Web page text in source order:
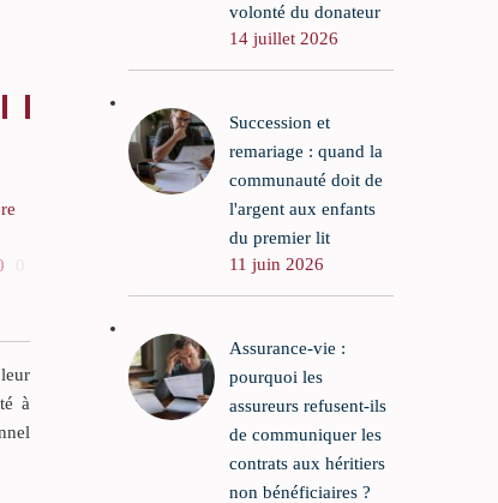
0
L’agence du médicament et
les erreurs d’indication
sanitaire sur la nouvelle
formulation du Levothyrox
Comment après la
catastrophe sanitaire du
Médiator en 2010, après la
transformation de l’autorité
de contrôle du médicament
qui dépend en passant du
04 Sep 2017
à
volonté du donateur
14 juillet 2026
Succession et
remariage : quand la
communauté doit de
l'argent aux enfants
du premier lit
11 juin 2026
Assurance-vie :
pourquoi les
assureurs refusent-ils
de communiquer les
contrats aux héritiers
non bénéficiaires ?